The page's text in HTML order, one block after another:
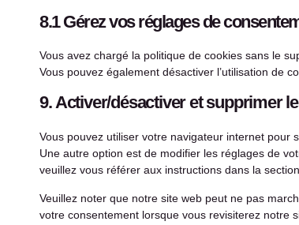
8.1 Gérez vos réglages de
Vous avez chargé la politique de cookies sans le
Vous pouvez également désactiver l’utilisation de
9. Activer/désactiver et supprimer
Vous pouvez utiliser votre navigateur internet pour
Une autre option est de modifier les réglages de
veuillez vous référer aux instructions dans la
Veuillez noter que notre site web peut ne pas
votre consentement lorsque vous revisiterez notre